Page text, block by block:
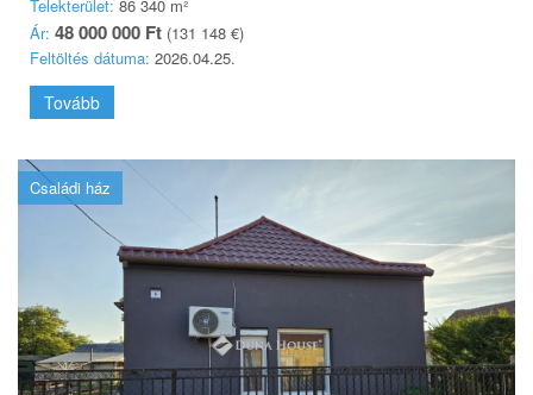
Telekterület: 86 340 m²
Ár: 48 000 000 Ft (131 148 €)
Feltöltés dátuma: 2026.04.25.
Tovább
Családi ház